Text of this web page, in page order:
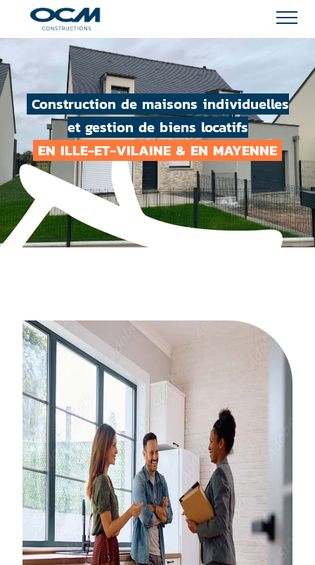
Construction de maisons individuelles
et gestion de biens locatifs
EN ILLE-ET-VILAINE & EN MAYENNE